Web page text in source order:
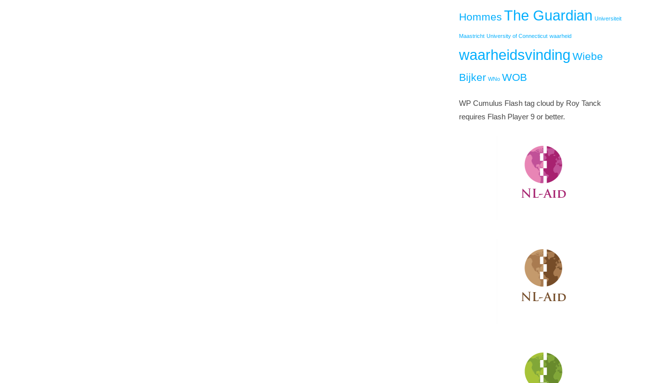
Hommes The Guardian Universiteit
Maastricht University of Connecticut waarheid
waarheidsvinding Wiebe
Bijker WNo WOB
WP Cumulus Flash tag cloud by Roy Tanck
requires Flash Player 9 or better.